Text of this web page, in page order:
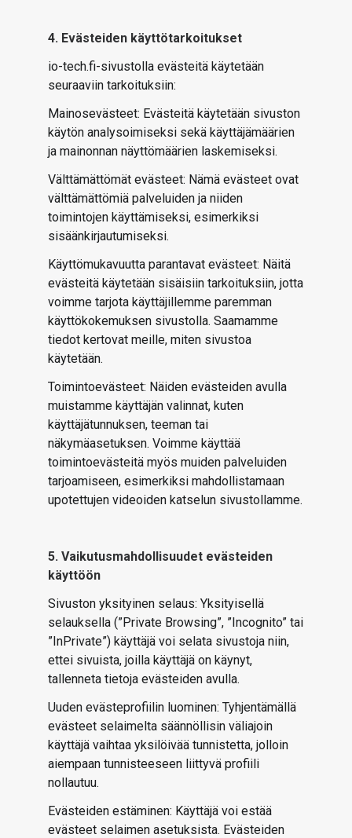
4. Evästeiden käyttötarkoitukset
io-tech.fi-sivustolla evästeitä käytetään
seuraaviin tarkoituksiin:
Mainosevästeet: Evästeitä käytetään sivuston
käytön analysoimiseksi sekä käyttäjämäärien
ja mainonnan näyttömäärien laskemiseksi.
Välttämättömät evästeet: Nämä evästeet ovat
välttämättömiä palveluiden ja niiden
toimintojen käyttämiseksi, esimerkiksi
sisäänkirjautumiseksi.
Käyttömukavuutta parantavat evästeet: Näitä
evästeitä käytetään sisäisiin tarkoituksiin, jotta
voimme tarjota käyttäjillemme paremman
käyttökokemuksen sivustolla. Saamamme
tiedot kertovat meille, miten sivustoa
käytetään.
Toimintoevästeet: Näiden evästeiden avulla
muistamme käyttäjän valinnat, kuten
käyttäjätunnuksen, teeman tai
näkymäasetuksen. Voimme käyttää
toimintoevästeitä myös muiden palveluiden
tarjoamiseen, esimerkiksi mahdollistamaan
upotettujen videoiden katselun sivustollamme.
5. Vaikutusmahdollisuudet evästeiden
käyttöön
Sivuston yksityinen selaus: Yksityisellä
selauksella (”Private Browsing”, ”Incognito” tai
”InPrivate”) käyttäjä voi selata sivustoja niin,
ettei sivuista, joilla käyttäjä on käynyt,
tallenneta tietoja evästeiden avulla.
Uuden evästeprofiilin luominen: Tyhjentämällä
evästeet selaimelta säännöllisin väliajoin
käyttäjä vaihtaa yksilöivää tunnistetta, jolloin
aiempaan tunnisteeseen liittyvä profiili
nollautuu.
Evästeiden estäminen: Käyttäjä voi estää
evästeet selaimen asetuksista. Evästeiden